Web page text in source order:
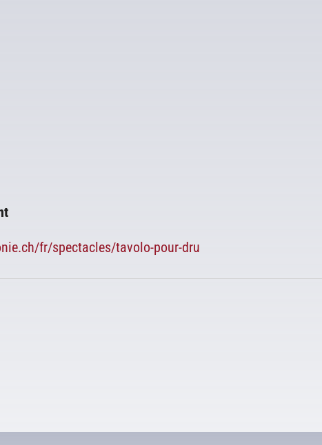
fr/spectacles/tavolo-pour-dru